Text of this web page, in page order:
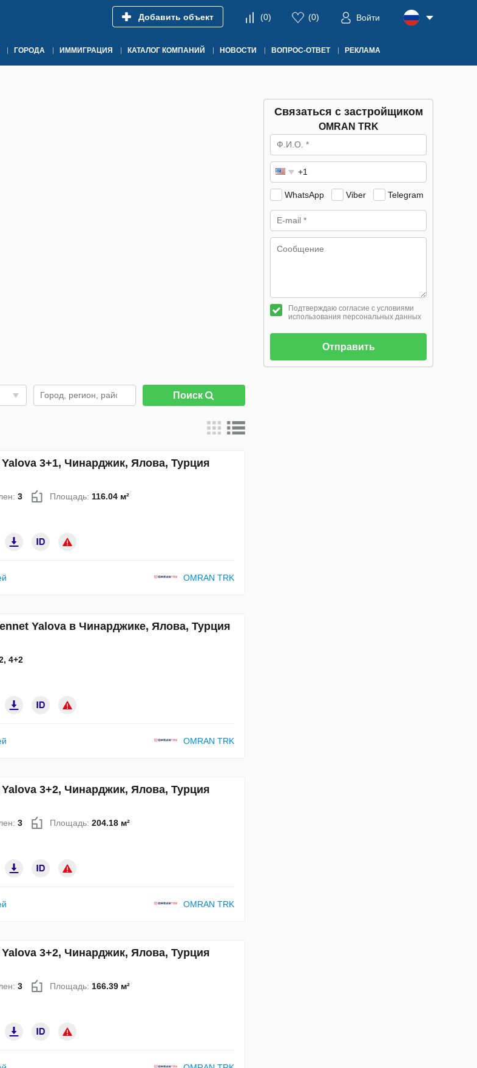
Добавить объект (0) (0) Войти
ГОРОДА ИММИГРАЦИЯ КАТАЛОГ КОМПАНИЙ НОВОСТИ ВОПРОС-ОТВЕТ РЕКЛАМА
Поиск
3+1, Чинарджик, Ялова, Турция
3 Площадь: 116.04 м²
OMRAN TRK
Yalova в Чинарджике, Ялова, Турция
4+2
OMRAN TRK
3+2, Чинарджик, Ялова, Турция
3 Площадь: 204.18 м²
OMRAN TRK
3+2, Чинарджик, Ялова, Турция
3 Площадь: 166.39 м²
Связаться с застройщиком
OMRAN TRK
WhatsApp Viber Telegram
Подтверждаю согласие с условиями
использования персональных данных
Отправить